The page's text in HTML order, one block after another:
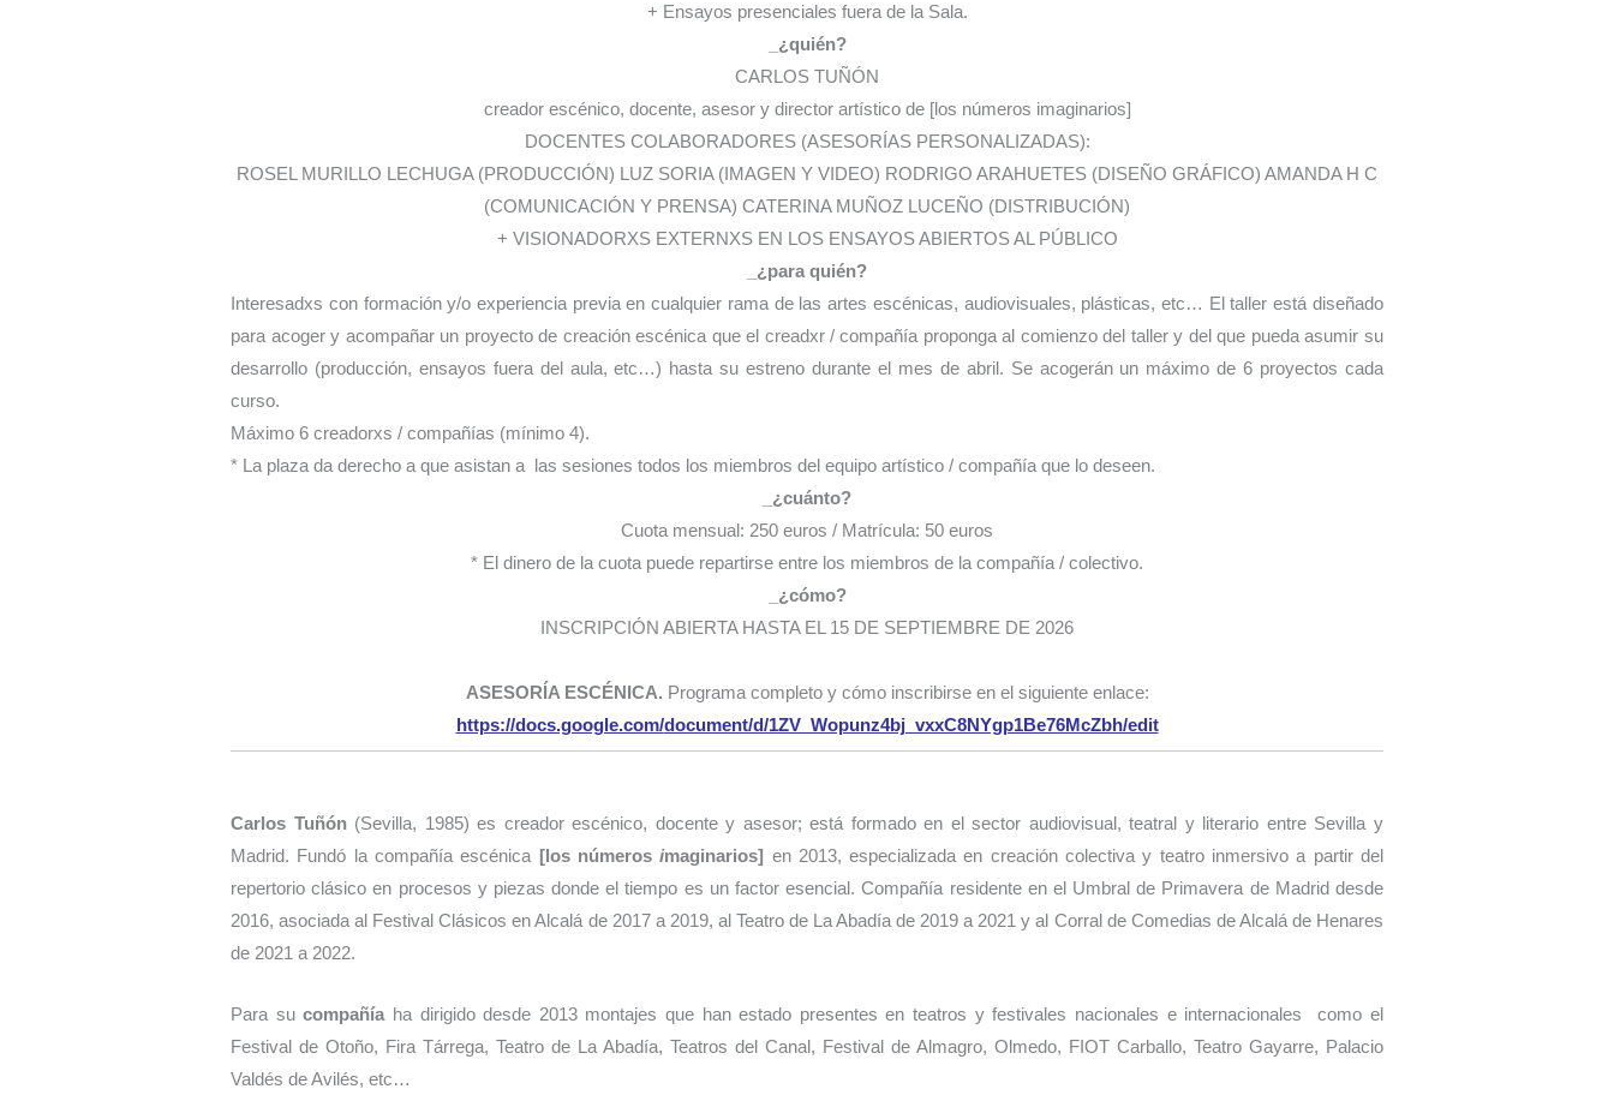
+ Ensayos presenciales fuera de la Sala.
_¿quién?
CARLOS TUÑÓN
creador escénico, docente, asesor y director artístico de [los números imaginarios]
DOCENTES COLABORADORES (ASESORÍAS PERSONALIZADAS):
ROSEL MURILLO LECHUGA (PRODUCCIÓN) LUZ SORIA (IMAGEN Y VIDEO) RODRIGO ARAHUETES (DISEÑO GRÁFICO) AMANDA H C
(COMUNICACIÓN Y PRENSA) CATERINA MUÑOZ LUCEÑO (DISTRIBUCIÓN)
+ VISIONADORXS EXTERNXS EN LOS ENSAYOS ABIERTOS AL PÚBLICO
_¿para quién?
Interesadxs con formación y/o experiencia previa en cualquier rama de las artes escénicas, audiovisuales, plásticas, etc… El taller está diseñado
para acoger y acompañar un proyecto de creación escénica que el creadxr / compañía proponga al comienzo del taller y del que pueda asumir su
desarrollo (producción, ensayos fuera del aula, etc…) hasta su estreno durante el mes de abril. Se acogerán un máximo de 6 proyectos cada
curso.
Máximo 6 creadorxs / compañías (mínimo 4).
* La plaza da derecho a que asistan a las sesiones todos los miembros del equipo artístico / compañía que lo deseen.
_¿cuánto?
Cuota mensual: 250 euros / Matrícula: 50 euros
* El dinero de la cuota puede repartirse entre los miembros de la compañía / colectivo.
_¿cómo?
INSCRIPCIÓN ABIERTA HASTA EL 15 DE SEPTIEMBRE DE 2026
ASESORÍA ESCÉNICA. Programa completo y cómo inscribirse en el siguiente enlace:
https://docs.google.com/document/d/1ZV_Wopunz4bj_ vxxC8NYgp1Be76McZbh/edit
Carlos Tuñón(Sevilla, 1985) es creador escénico, docente y asesor; está formado en el sector audiovisual, teatral y literario entre Sevilla y
Madrid. Fundó la compañía escénica [los númerosimaginarios] en 2013, especializada en creación colectiva y teatro inmersivo a partir del
repertorio clásico en procesos y piezas donde el tiempo es un factor esencial. Compañía residente en el Umbral de Primavera de Madrid desde
2016, asociada al Festival Clásicos en Alcalá de 2017 a 2019, al Teatro de La Abadía de 2019 a 2021 y al Corral de Comedias de Alcalá de Henares
de 2021 a 2022.
Para sucompañía ha dirigido desde 2013 montajes que han estado presentes en teatros y festivales nacionales e internacionales como el
Festival de Otoño, Fira Tárrega, Teatro de La Abadía, Teatros del Canal, Festival de Almagro, Olmedo, FIOT Carballo, Teatro Gayarre, Palacio
Valdés de Avilés, etc…